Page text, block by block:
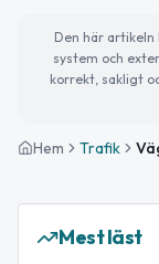
Den här
system och
korrekt, sakligt
Hem Trafik
Mest läst